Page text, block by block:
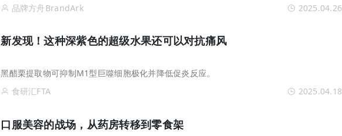
品牌方舟BrandArk
2025.04.26
新发现！这种深紫色的超级水果还可以对抗痛风
黑醋栗提取物可抑制M1型巨噬细胞极化并降低促炎反应。
食研汇FTA
2025.04.18
口服美容的战场，从药房转移到零食架